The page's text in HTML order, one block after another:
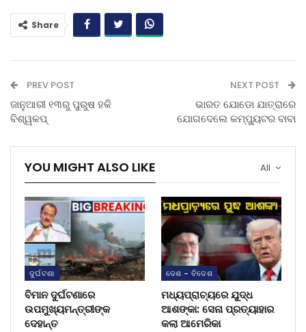
Share
PREV POST
ଜାନୁଆରୀ ୧୩ରୁ ପୁରୁଷ ହକି
ବିଶ୍ୱକପ୍
NEXT POST
ଭାରତ ଯୋଡୋ ଯାତ୍ରାରେ
ଯୋଗଦେଲେ କମ୍ପ୍ୟୁଟର ବାବା
All
YOU MIGHT ALSO LIKE
ଦୁର୍ଘଟଣା
ବିମାନ ଦୁର୍ଘଟଣାରେ
ଉପମୁଖ୍ୟମନ୍ତ୍ରୀଙ୍କ
ଦେହାନ୍ତ
ଦେଶ - ବିଦେଶ
ମଧ୍ୟପ୍ରାଚ୍ୟରେ ଯୁଦ୍ଧ
ଆଶଙ୍କା: ସେନା ପ୍ରତ୍ୟାହାର
କଲା ଆମେରିକା